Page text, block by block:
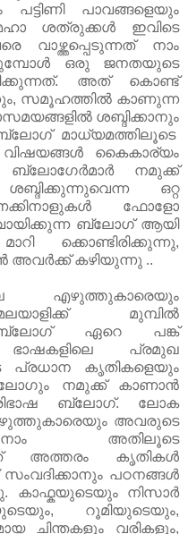
പട്ടിണി പാവങ്ങളെയും
ശത്രുക്കള്‍ ഇവിടെ
വാഴ്ത്തപ്പെടുന്നത് നാം
ഒരു ജനതയുടെ
അത് കൊണ്ട്
സമൂഹത്തില്‍ കാണുന്ന
ശബ്ദിക്കാനും
മാധ്യമത്തിലൂടെ
വിഷയങ്ങള്‍ കൈകാര്യം
നമുക്ക്
ഒറ്റ
ഫോളോ
ബ്ലോഗ് ആയി
ക്കൊണ്ടിരിക്കുന്നു,
അവര്‍ക്ക് കഴിയുന്നു ..
എഴുത്തുകാരെയും
മുമ്പില്‍
ബ്ലോഗ് ഏറെ പങ്ക്
ഭാഷകളിലെ പ്രമുഖ
കൃതികളെയും
നമുക്ക് കാണാന്‍
ബ്ലോഗ്. ലോക
അവരുടെ
അതിലൂടെ
അത്തരം കൃതികള്‍
സംവദിക്കാനും പഠനങ്ങള്‍
കാഫ്കയുടെയും നിസാര്‍
റൂമിയുടെയും,
ചിന്തകളും വരികളും,